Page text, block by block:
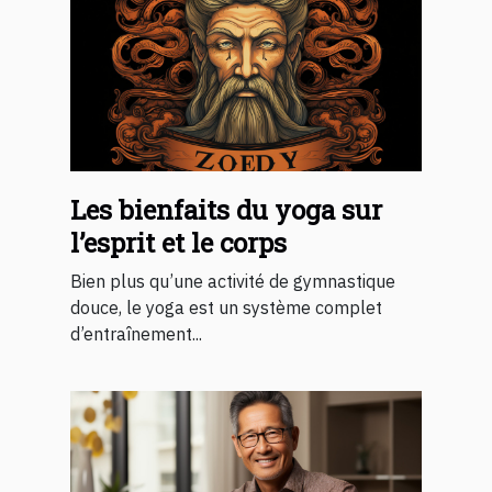
Les bienfaits du yoga sur
l’esprit et le corps
Bien plus qu’une activité de gymnastique
douce, le yoga est un système complet
d’entraînement...